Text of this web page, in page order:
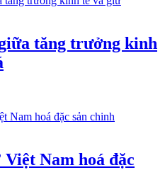
tăng trưởng kinh
Việt Nam hoá đặc